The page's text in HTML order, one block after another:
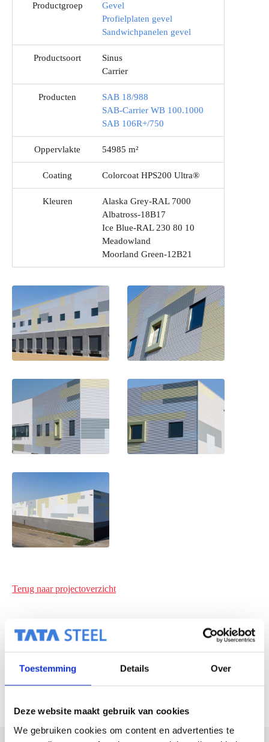
Toestemming Details Over
Deze website maakt gebruik van cookies
We gebruiken cookies om content en advertenties te
Productgroep
Gevel
Profielplaten gevel
Sandwichpanelen gevel
Productsoort
Sinus
Carrier
Producten
SAB 18/988
SAB-Carrier WB 100.1000
SAB 106R+/750
Oppervlakte 54985 m²
Coating Colorcoat HPS200 Ultra®
Kleuren
Alaska Grey-RAL 7000
Albatross-18B17
Ice Blue-RAL 230 80 10
Meadowland
Moorland Green-12B21
Terug naar projectoverzicht
VOLGENDE